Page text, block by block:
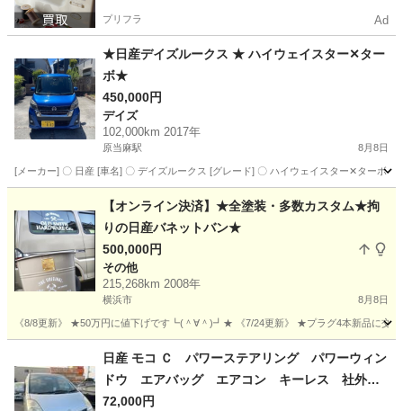
プリフラ Ad
★日産デイズルークス ★ ハイウェイスター✕ター
ボ★
450,000円
デイズ
102,000km 2017年
原当麻駅 8月8日
[メーカー] 〇 日産 [車名] 〇 デイズルークス [グレード] 〇 ハイウェイスター✕ターボ [
相模原市 原当麻駅 デイズ
【オンライン決済】★全塗装・多数カスタム★拘
りの日産バネットバン★
500,000円
その他
215,268km 2008年
横浜市 8月8日
《8/8更新》 ★50万円に値下げです┗(＾∀＾)┛★ 《7/24更新》 ★プラグ4本新品に交換
その他 走行距離
日産 モコ Ｃ パワーステアリング パワーウィン
ドウ エアバッグ エアコン キーレス 社外ナ
ビ ＣＤ ＤＶＤ ＥＴＣ 社外ＡＷ （検9.12）
72,000円